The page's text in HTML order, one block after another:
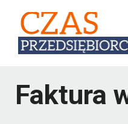
Przejdź
treści
Faktura